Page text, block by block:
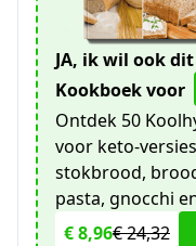
JA, ik wil ook
Kookboek voor
Ontdek 50
voor keto-
stokbrood,
pasta, gnocchi
€ 8,96€ 24,32